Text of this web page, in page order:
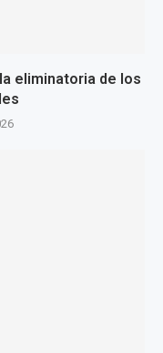
eliminatoria de los